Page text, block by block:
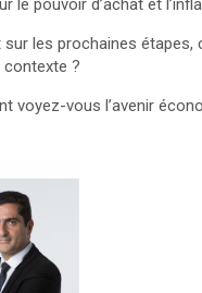
le pouvoir d’achat et
les prochaines
?
voyez-vous l’avenir